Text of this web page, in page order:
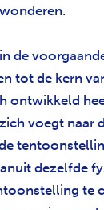
de
tot de kern
ontwikkeld
voegt naar
dezelfde
te